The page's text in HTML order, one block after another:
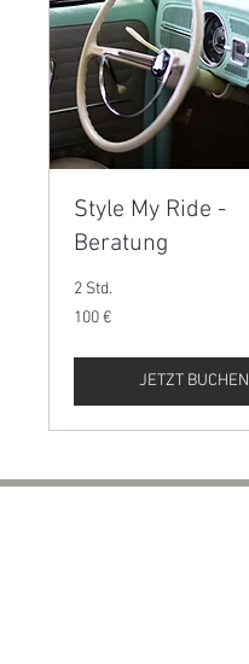
Style My Ride -
Beratung
2 Std.
100
Euro
100 €
JETZT BUCHEN